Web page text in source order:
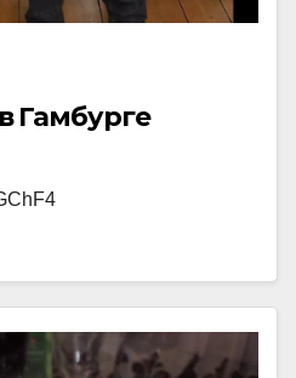
Гамбурге